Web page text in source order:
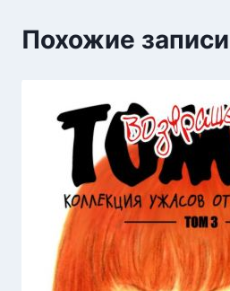
Похожие записи